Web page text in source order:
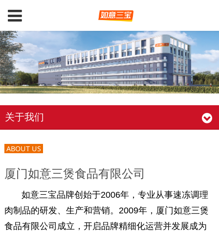
关于我们
ABOUT US
厦门如意三煲食品有限公司
如意三宝品牌创始于2006年，专业从事速冻调理
肉制品的研发、生产和营销。2009年，厦门如意三煲
食品有限公司成立，开启品牌精细化运营并发展成为